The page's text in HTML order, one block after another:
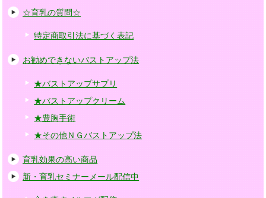
☆育乳の質問☆
特定商取引法に基づく表記
お勧めできないバストアップ法
★バストアップサプリ
★バストアップクリーム
★豊胸手術
★その他ＮＧバストアップ法
育乳効果の高い商品
新・育乳セミナーメール配信中